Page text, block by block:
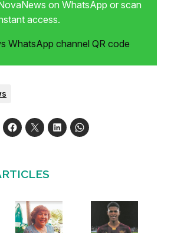
on WhatsApp or scan
access.